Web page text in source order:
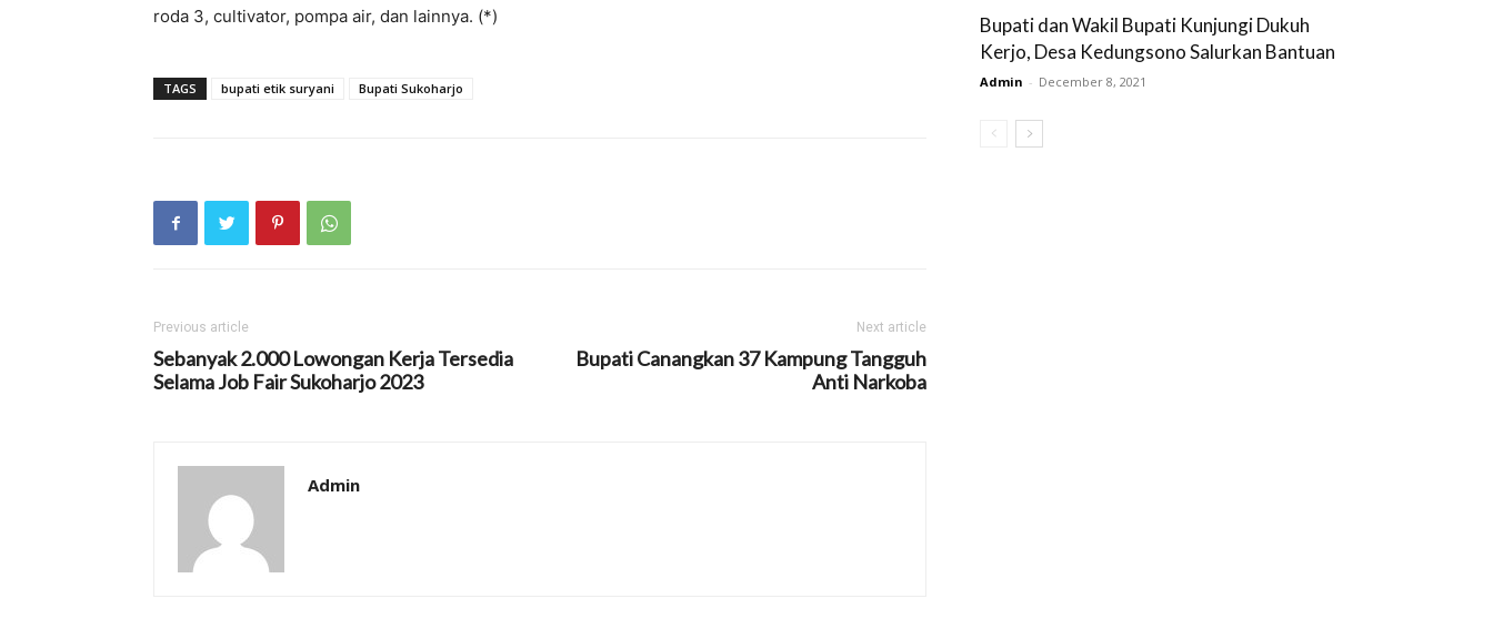
roda 3, cultivator, pompa air, dan lainnya. (*)
TAGS bupati etik suryani Bupati Sukoharjo
Previous article
Sebanyak 2.000 Lowongan Kerja Tersedia
Selama Job Fair Sukoharjo 2023
Next article
Bupati Canangkan 37 Kampung Tangguh
Anti Narkoba
Admin
Bupati dan Wakil Bupati Kunjungi Dukuh
Kerjo, Desa Kedungsono Salurkan Bantuan
Admin - December 8, 2021